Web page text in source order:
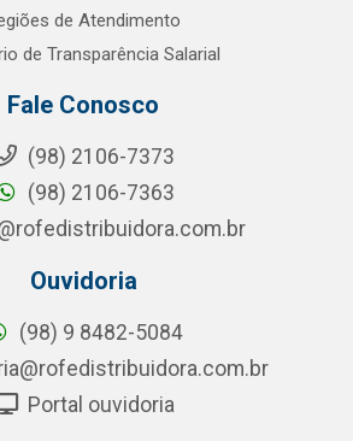
de Atendimento
de Transparência Salarial
Fale Conosco
(98) 2106-7373
(98) 2106-7363
Ouvidoria
(98) 9 8482-5084
Portal ouvidoria